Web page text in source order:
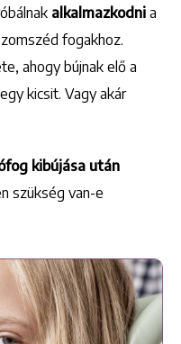
alkalmazkodni a
fogakhoz.
ahogy bújnak elő a
kicsit. Vagy akár
kibújása után
szükség van-e